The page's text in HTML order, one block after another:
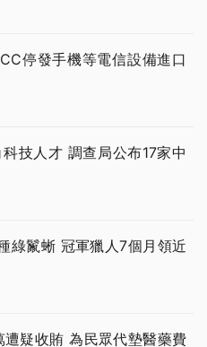
停發手機等電信設備進口
技人才 調查局公布17家中
綠鬣蜥 冠軍獵人7個月領近
疑收賄 為民眾代墊醫藥費